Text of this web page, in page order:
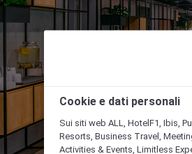
Cookie e dati personali
Sui siti web ALL, HotelF1, Ibis,
Resorts, Business Travel,
Activities & Events, Limitless